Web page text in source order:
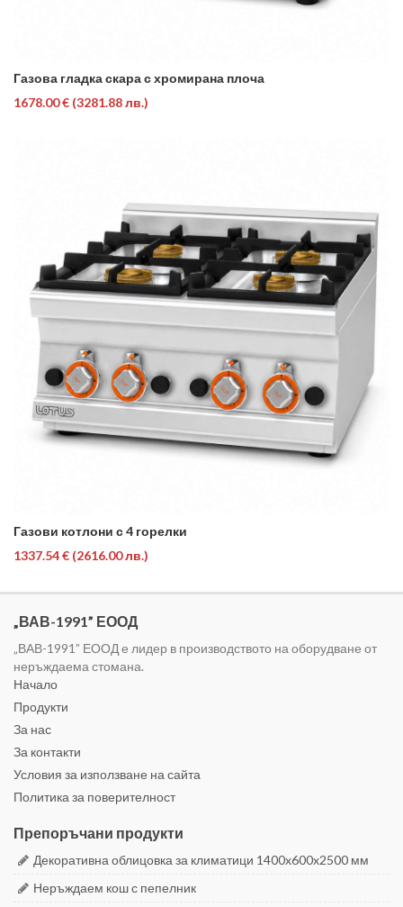
Газова гладка скара с хромирана плоча
1678.00 € (3281.88 лв.)
Газови котлони с 4 горелки
1337.54 € (2616.00 лв.)
„ВАВ-1991” ЕООД
„ВАВ-1991” ЕООД е лидер в производството на оборудване от
неръждаема стомана.
Начало
Продукти
За нас
За контакти
Условия за използване на сайта
Политика за поверителност
Препоръчани продукти
Декоративна облицовка за климатици 1400x600x2500 мм
Неръждаем кош с пепелник